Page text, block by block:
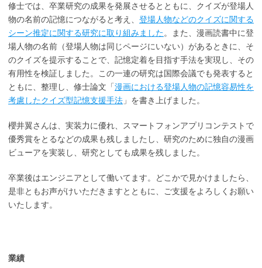
修士では、卒業研究の成果を発展させるとともに、クイズが登場人
物の名前の記憶につながると考え、 登場人物などのクイズに関する
シーン推定に関する研究に取り組みました。また、漫画読書中に登
場人物の名前（登場人物は同じページにいない）があるときに、そ
のクイズを提示することで、記憶定着を目指す手法を実現し、その
有用性を検証しました。この一連の研究は国際会議でも発表すると
ともに、整理し、修士論文「漫画における登場人物の記憶容易性を
考慮したクイズ型記憶支援手法 」を書き上げました。
櫻井翼さんは、実装力に優れ、スマートフォンアプリコンテストで
優秀賞をとるなどの成果も残しましたし、研究のために独自の漫画
ビューアを実装し、研究としても成果を残しました。
卒業後はエンジニアとして働いてます。どこかで見かけましたら、
是非ともお声がけいただきますとともに、ご支援をよろしくお願い
いたします。
業績